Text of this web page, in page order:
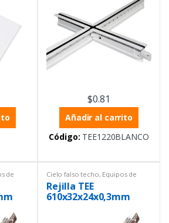
$0.81
Añadir al carrito
Código: TEE1220BLANCO
de Cielo falso techo, Equipos de
Materiales de
construcción
Rejilla TEE
610x32x24x0,3mm